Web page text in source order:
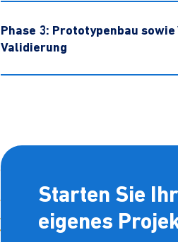
Phase 3: Prototypenbau
Validierung
Starten Sie Ihr
eigenes